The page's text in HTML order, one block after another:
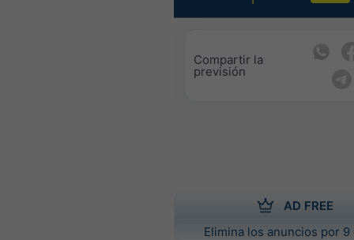
Compartir la
previsión
AD FREE
Elimina los anuncios por 9